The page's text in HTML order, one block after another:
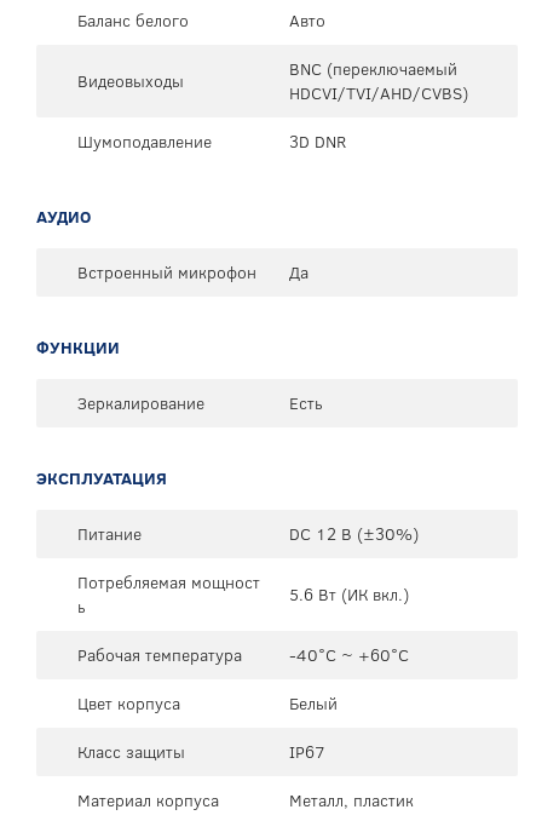
Баланс белого
Авто
Видеовыходы
BNC (переключаемый
HDCVI/TVI/AHD/CVBS)
Шумоподавление
3D DNR
АУДИО
Встроенный микрофон Да
ФУНКЦИИ
Зеркалирование Есть
ЭКСПЛУАТАЦИЯ
Питание
DC 12 В (±30%)
Потребляемая мощност
ь
5.6 Вт (ИК вкл.)
Рабочая температура
-40°C ~ +60°C
Цвет корпуса
Белый
Класс защиты
IP67
Материал корпуса
Металл, пластик